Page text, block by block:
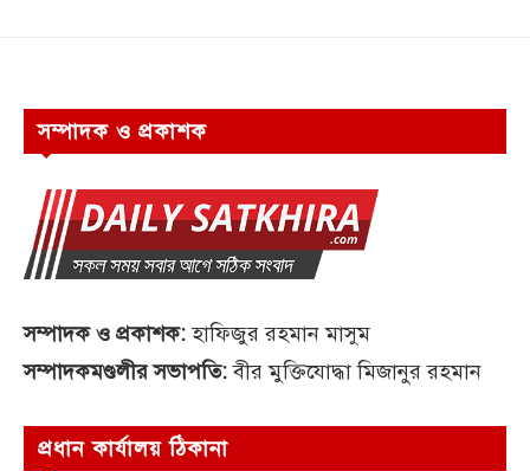
সম্পাদক ও প্রকাশক
সম্পাদক ও প্রকাশক:হাফিজুর রহমান মাসুম
সম্পাদকমণ্ডলীর সভাপতি:বীর মুক্তিযোদ্ধা মিজানুর রহমান
প্রধান কার্যালয় ঠিকানা